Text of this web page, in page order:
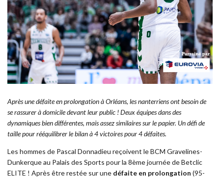
Après une défaite en prolongation à Orléans, les nanterriens ont besoin de
se rassurer à domicile devant leur public ! Deux équipes dans des
dynamiques bien différentes, mais assez similaires sur le papier. Un défi de
taille pour rééquilibrer le bilan à 4 victoires pour 4 défaites.
Les hommes de Pascal Donnadieu reçoivent le BCM Gravelines-
Dunkerque au Palais des Sports pour la 8ème journée de Betclic
ELITE ! Après être restée sur une défaite en prolongation (95-